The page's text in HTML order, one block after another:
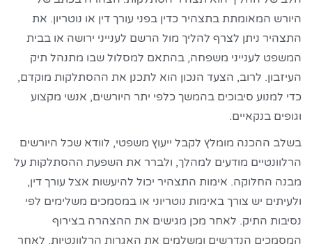
היורש המאומתת בתצהיר כדין בפני עורך דין או נוטריון. את
התצהיר ניתן לצרף להליך מול הרשם לענייני ירושה או בבית
המשפט לענייני משפחה, בהתאם למסלול שבו מתנהל תיק
העיזבון. לרוב, הצעד הנכון הוא לתכנן את ההסתלקות מוקדם,
כדי למנוע סיבוכים בהמשך כלפי יתר היורשים, אנשי מקצוע
וגופים בנקאיים.
בשלב ההכנה מומלץ לקבל ייעוץ משפטי, לוודא שכל היורשים
הרלוונטיים מודעים למהלך, ולברר את השפעת ההסתלקות על
מבנה החלוקה. אימות התצהיר יכול להיעשות אצל עורך דין,
ולעיתים יש צורך באימות נוטריוני או במסמכים משלימים לפי
נסיבות התיק. לאחר מכן מגישים את ההצהרה בצירוף
המסמכים הנדרשים ומשלמים את האגרות הרלוונטיות. לאחר